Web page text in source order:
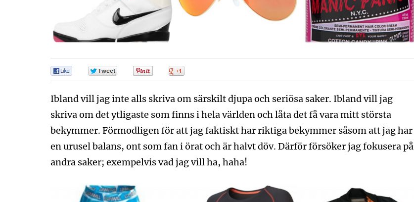
Ibland vill jag inte alls skriva om särskilt djupa och seriösa saker. Ibland vill jag
skriva om det ytligaste som finns i hela världen och låta det få vara mitt största
bekymmer. Förmodligen för att jag faktiskt har riktiga bekymmer såsom att jag har
en urusel balans, ont som fan i örat och är halvt döv. Därför försöker jag fokusera på
andra saker; exempelvis vad jag vill ha, haha!